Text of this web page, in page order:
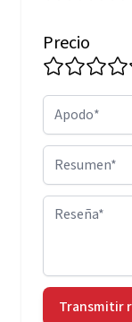
Precio
Apodo
Resumen
Reseña
Transmitir